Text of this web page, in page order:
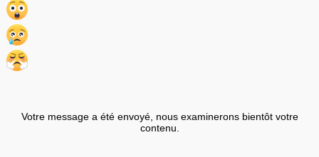
Votre message a été envoyé, nous examinerons bientôt votre
contenu.